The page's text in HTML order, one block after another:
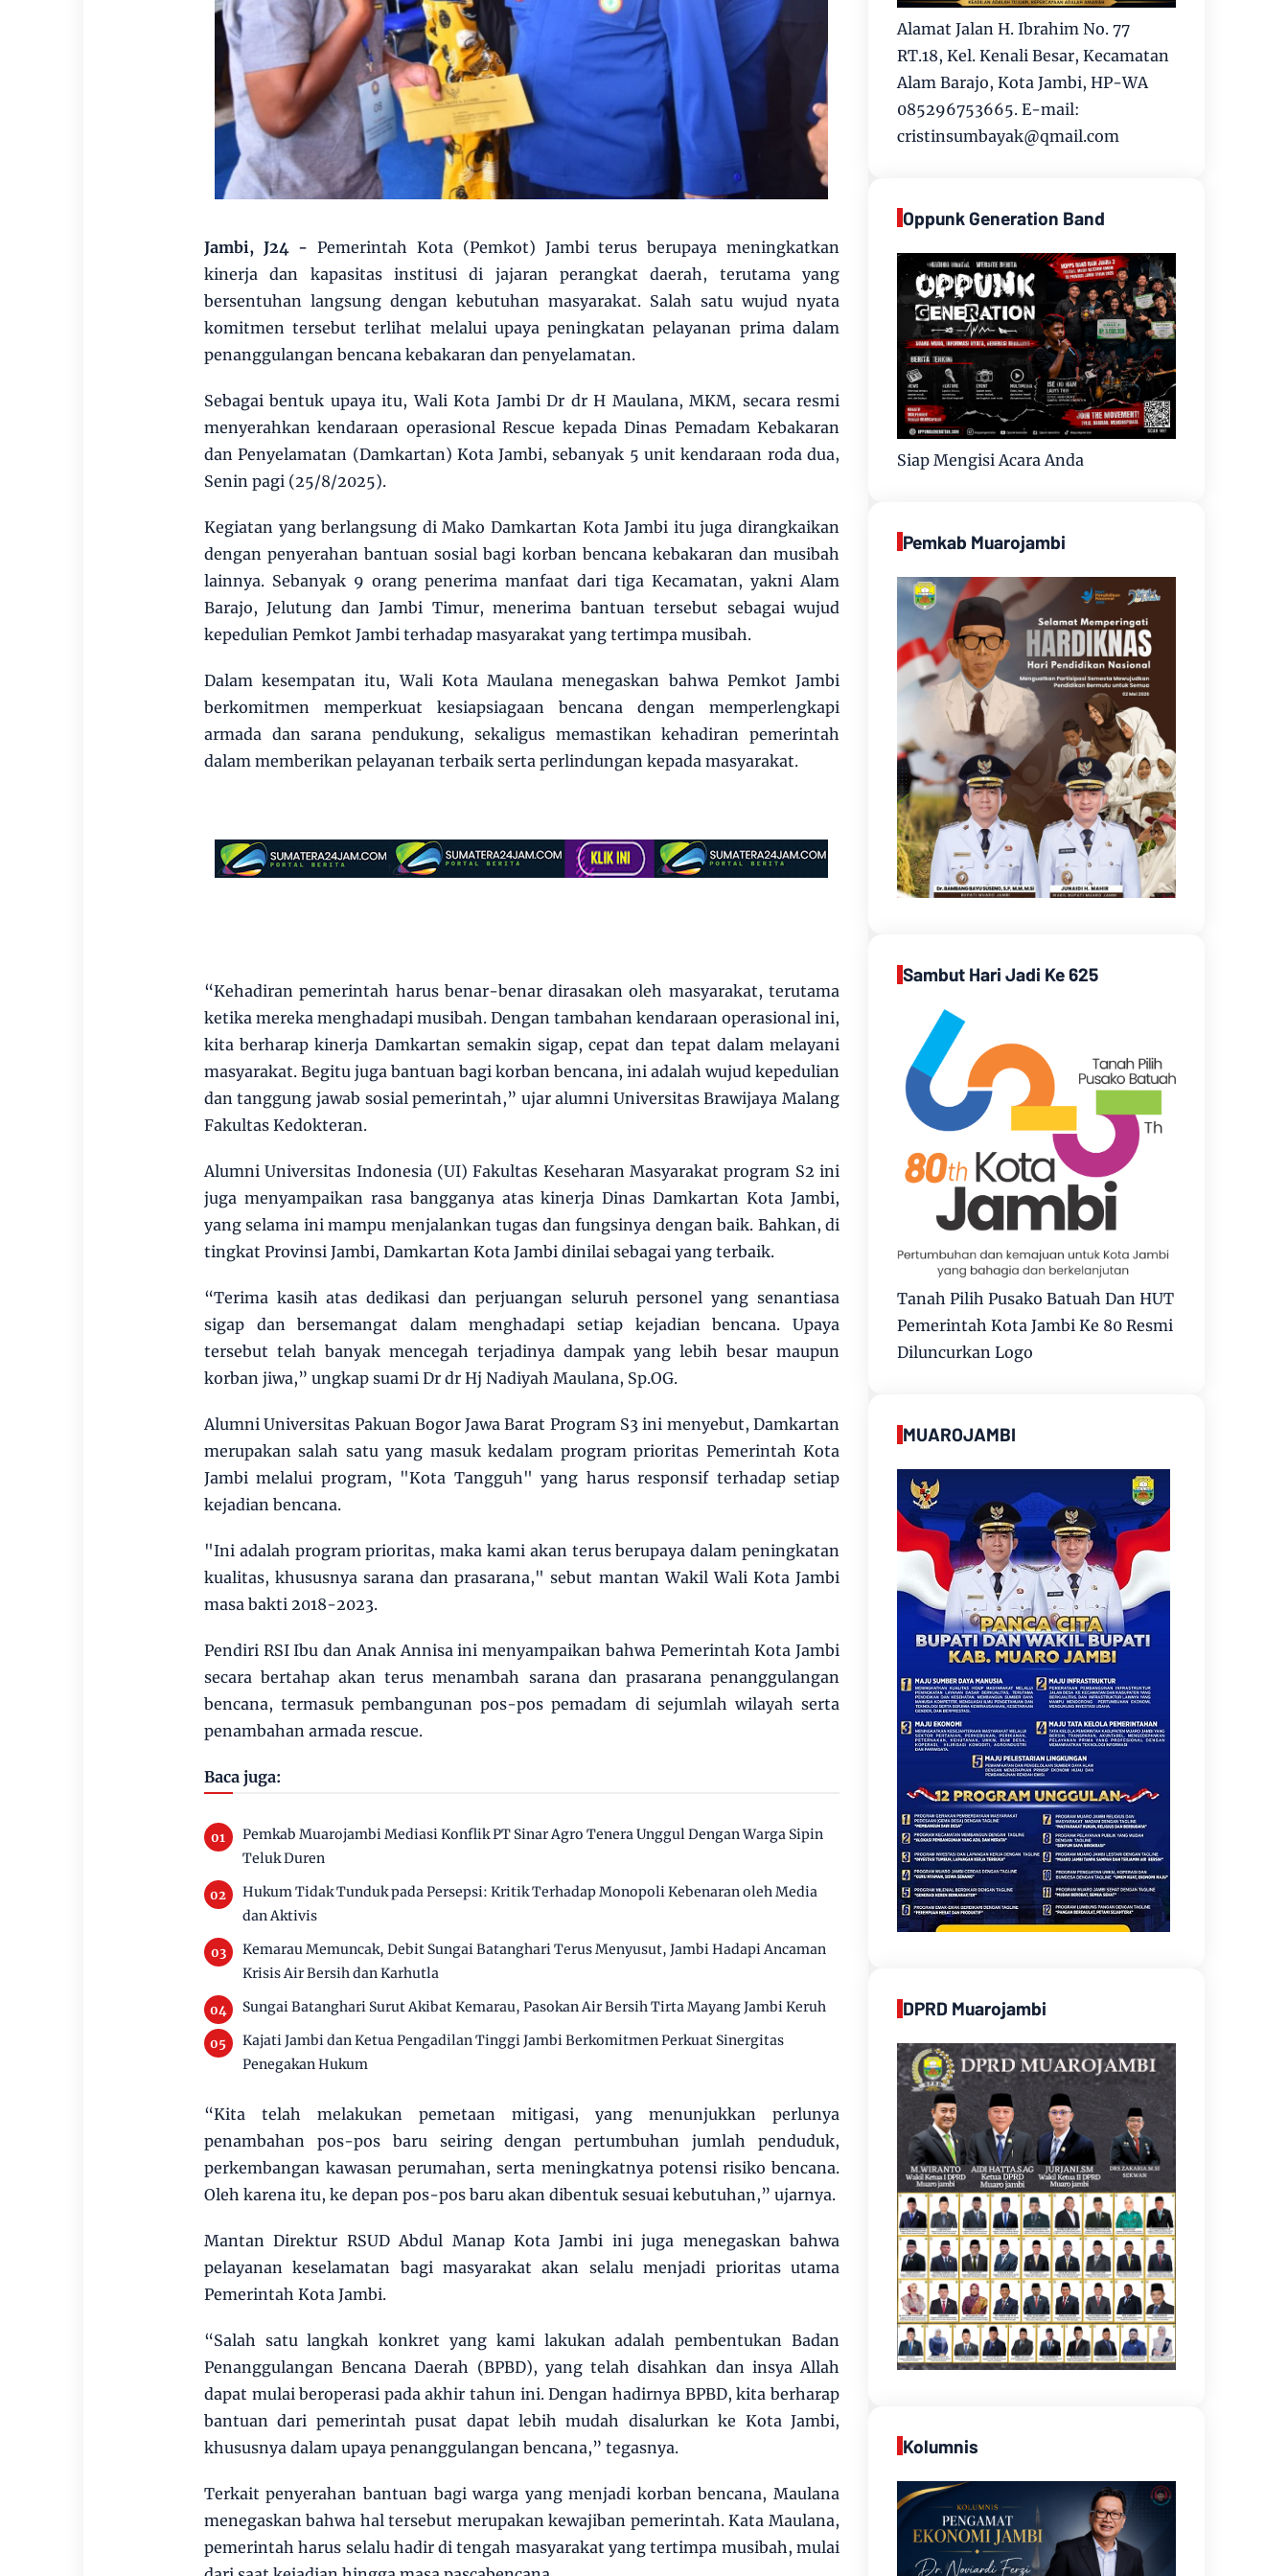
Jambi, J24 - Pemerintah Kota (Pemkot) Jambi terus berupaya meningkatkan
kinerja dan kapasitas institusi di jajaran perangkat daerah, terutama yang
bersentuhan langsung dengan kebutuhan masyarakat. Salah satu wujud nyata
komitmen tersebut terlihat melalui upaya peningkatan pelayanan prima dalam
penanggulangan bencana kebakaran dan penyelamatan.
Sebagai bentuk upaya itu, Wali Kota Jambi Dr dr H Maulana, MKM, secara resmi
menyerahkan kendaraan operasional Rescue kepada Dinas Pemadam Kebakaran
dan Penyelamatan (Damkartan) Kota Jambi, sebanyak 5 unit kendaraan roda dua,
Senin pagi (25/8/2025).
Kegiatan yang berlangsung di Mako Damkartan Kota Jambi itu juga dirangkaikan
dengan penyerahan bantuan sosial bagi korban bencana kebakaran dan musibah
lainnya. Sebanyak 9 orang penerima manfaat dari tiga Kecamatan, yakni Alam
Barajo, Jelutung dan Jambi Timur, menerima bantuan tersebut sebagai wujud
kepedulian Pemkot Jambi terhadap masyarakat yang tertimpa musibah.
Dalam kesempatan itu, Wali Kota Maulana menegaskan bahwa Pemkot Jambi
berkomitmen memperkuat kesiapsiagaan bencana dengan memperlengkapi
armada dan sarana pendukung, sekaligus memastikan kehadiran pemerintah
dalam memberikan pelayanan terbaik serta perlindungan kepada masyarakat.
“Kehadiran pemerintah harus benar-benar dirasakan oleh masyarakat, terutama
ketika mereka menghadapi musibah. Dengan tambahan kendaraan operasional ini,
kita berharap kinerja Damkartan semakin sigap, cepat dan tepat dalam melayani
masyarakat. Begitu juga bantuan bagi korban bencana, ini adalah wujud kepedulian
dan tanggung jawab sosial pemerintah,” ujar alumni Universitas Brawijaya Malang
Fakultas Kedokteran.
Alumni Universitas Indonesia (UI) Fakultas Keseharan Masyarakat program S2 ini
juga menyampaikan rasa bangganya atas kinerja Dinas Damkartan Kota Jambi,
yang selama ini mampu menjalankan tugas dan fungsinya dengan baik. Bahkan, di
tingkat Provinsi Jambi, Damkartan Kota Jambi dinilai sebagai yang terbaik.
“Terima kasih atas dedikasi dan perjuangan seluruh personel yang senantiasa
sigap dan bersemangat dalam menghadapi setiap kejadian bencana. Upaya
tersebut telah banyak mencegah terjadinya dampak yang lebih besar maupun
korban jiwa,” ungkap suami Dr dr Hj Nadiyah Maulana, Sp.OG.
Alumni Universitas Pakuan Bogor Jawa Barat Program S3 ini menyebut, Damkartan
merupakan salah satu yang masuk kedalam program prioritas Pemerintah Kota
Jambi melalui program, "Kota Tangguh" yang harus responsif terhadap setiap
kejadian bencana.
"Ini adalah program prioritas, maka kami akan terus berupaya dalam peningkatan
kualitas, khususnya sarana dan prasarana," sebut mantan Wakil Wali Kota Jambi
masa bakti 2018-2023.
Pendiri RSI Ibu dan Anak Annisa ini menyampaikan bahwa Pemerintah Kota Jambi
secara bertahap akan terus menambah sarana dan prasarana penanggulangan
bencana, termasuk pembangunan pos-pos pemadam di sejumlah wilayah serta
penambahan armada rescue.
Baca juga:
Pemkab Muarojambi Mediasi Konflik PT Sinar Agro Tenera Unggul Dengan Warga Sipin
Teluk Duren
Hukum Tidak Tunduk pada Persepsi: Kritik Terhadap Monopoli Kebenaran oleh Media
dan Aktivis
Kemarau Memuncak, Debit Sungai Batanghari Terus Menyusut, Jambi Hadapi Ancaman
Krisis Air Bersih dan Karhutla
Sungai Batanghari Surut Akibat Kemarau, Pasokan Air Bersih Tirta Mayang Jambi Keruh
Kajati Jambi dan Ketua Pengadilan Tinggi Jambi Berkomitmen Perkuat Sinergitas
Penegakan Hukum
“Kita telah melakukan pemetaan mitigasi, yang menunjukkan perlunya
penambahan pos-pos baru seiring dengan pertumbuhan jumlah penduduk,
perkembangan kawasan perumahan, serta meningkatnya potensi risiko bencana.
Oleh karena itu, ke depan pos-pos baru akan dibentuk sesuai kebutuhan,” ujarnya.
Mantan Direktur RSUD Abdul Manap Kota Jambi ini juga menegaskan bahwa
pelayanan keselamatan bagi masyarakat akan selalu menjadi prioritas utama
Pemerintah Kota Jambi.
“Salah satu langkah konkret yang kami lakukan adalah pembentukan Badan
Penanggulangan Bencana Daerah (BPBD), yang telah disahkan dan insya Allah
dapat mulai beroperasi pada akhir tahun ini. Dengan hadirnya BPBD, kita berharap
bantuan dari pemerintah pusat dapat lebih mudah disalurkan ke Kota Jambi,
khususnya dalam upaya penanggulangan bencana,” tegasnya.
Terkait penyerahan bantuan bagi warga yang menjadi korban bencana, Maulana
menegaskan bahwa hal tersebut merupakan kewajiban pemerintah. Kata Maulana,
pemerintah harus selalu hadir di tengah masyarakat yang tertimpa musibah, mulai
Alamat Jalan H. Ibrahim No. 77
RT.18, Kel. Kenali Besar, Kecamatan
Alam Barajo, Kota Jambi, HP-WA
085296753665. E-mail:
cristinsumbayak@qmail.com
Oppunk Generation Band
Siap Mengisi Acara Anda
Pemkab Muarojambi
Sambut Hari Jadi Ke 625
Tanah Pilih Pusako Batuah Dan HUT
Pemerintah Kota Jambi Ke 80 Resmi
Diluncurkan Logo
MUAROJAMBI
DPRD Muarojambi
Kolumnis